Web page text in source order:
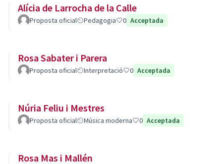
Alícia de Larrocha de la Calle
Proposta oficial Pedagogia 0 Acceptada
Rosa Sabater i Parera
Proposta oficial Interpretació 0 Acceptada
Núria Feliu i Mestres
Proposta oficial Música moderna 0 Acceptada
Rosa Mas i Mallén